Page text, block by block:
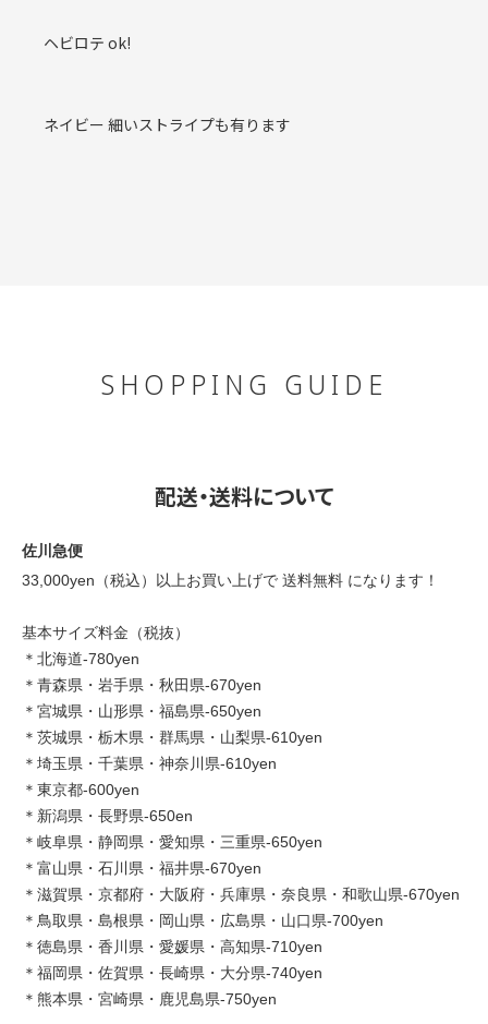
ヘビロテ ok!
ネイビー 細いストライプも有ります
SHOPPING GUIDE
配送・送料について
佐川急便
33,000yen（税込）以上お買い上げで 送料無料 になります！
基本サイズ料金（税抜）
＊北海道-780yen
＊青森県・岩手県・秋田県-670yen
＊宮城県・山形県・福島県-650yen
＊茨城県・栃木県・群馬県・山梨県-610yen
＊埼玉県・千葉県・神奈川県-610yen
＊東京都-600yen
＊新潟県・長野県-650en
＊岐阜県・静岡県・愛知県・三重県-650yen
＊富山県・石川県・福井県-670yen
＊滋賀県・京都府・大阪府・兵庫県・奈良県・和歌山県-670yen
＊鳥取県・島根県・岡山県・広島県・山口県-700yen
＊徳島県・香川県・愛媛県・高知県-710yen
＊福岡県・佐賀県・長崎県・大分県-740yen
＊熊本県・宮崎県・鹿児島県-750yen